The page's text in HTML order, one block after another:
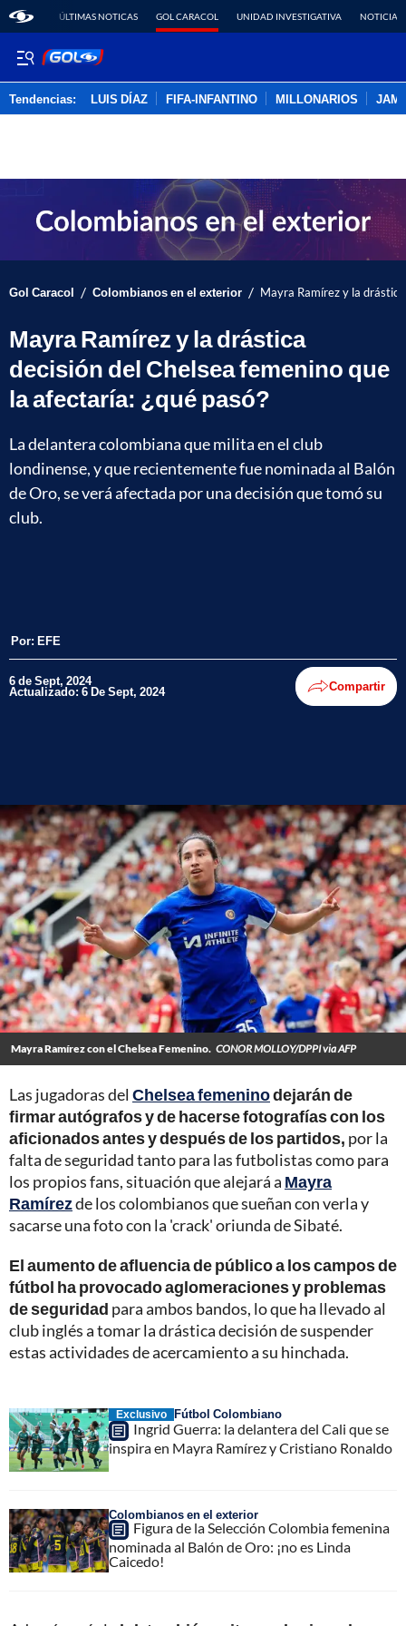
ÚLTIMAS NOTICAS GOL CARACOL UNIDAD INVESTIGATIVA NOTICIAS
Tendencias: LUIS DÍAZ FIFA-INFANTINO MILLONARIOS
Gol Caracol / Colombianos en el exterior / Mayra Ramírez y la
Mayra Ramírez y la drástica
decisión del Chelsea femenino que
la afectaría: ¿qué pasó?
La delantera colombiana que milita en el club
londinense, y que recientemente fue nominada al Balón
de Oro, se verá afectada por una decisión que tomó su
club.
Por: EFE
6 de Sept, 2024
Actualizado: 6 De Sept, 2024 Compartir
Mayra Ramírez con el Chelsea Femenino. CONOR MOLLOY/DPPI via AFP
Las jugadoras del Chelsea femeninodejarán de
firmar autógrafos y de hacerse fotografías con los
aficionados antes y después de los partidos, por la
falta de seguridad tanto para las futbolistas como para
los propios fans, situación que alejará a Mayra
Ramírezde los colombianos que sueñan con verla y
sacarse una foto con la 'crack' oriunda de Sibaté.
El aumento de afluencia de público a los campos de
fútbol ha provocado aglomeraciones y problemas
de seguridad para ambos bandos, lo que ha llevado al
club inglés a tomar la drástica decisión de suspender
estas actividades de acercamiento a su hinchada.
Exclusivo Fútbol Colombiano
Ingrid Guerra: la delantera del Cali que se
inspira en Mayra Ramírez y Cristiano Ronaldo
Colombianos en el exterior
Figura de la Selección Colombia femenina
nominada al Balón de Oro: ¡no es Linda
Caicedo!